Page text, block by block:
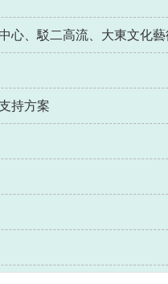
心、駁二高流、大東文化藝
持方案